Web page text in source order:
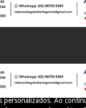
para melhorar sua
personalizados. Ao